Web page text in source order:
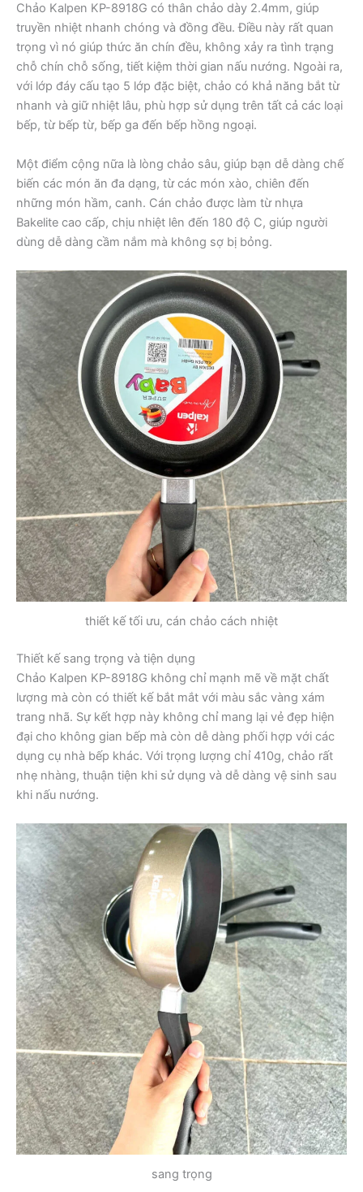
Chảo Kalpen KP-8918G có thân chảo dày 2.4mm, giúp
truyền nhiệt nhanh chóng và đồng đều. Điều này rất quan
trọng vì nó giúp thức ăn chín đều, không xảy ra tình trạng
chỗ chín chỗ sống, tiết kiệm thời gian nấu nướng. Ngoài ra,
với lớp đáy cấu tạo 5 lớp đặc biệt, chảo có khả năng bắt từ
nhanh và giữ nhiệt lâu, phù hợp sử dụng trên tất cả các loại
bếp, từ bếp từ, bếp ga đến bếp hồng ngoại.
Một điểm cộng nữa là lòng chảo sâu, giúp bạn dễ dàng chế
biến các món ăn đa dạng, từ các món xào, chiên đến
những món hầm, canh. Cán chảo được làm từ nhựa
Bakelite cao cấp, chịu nhiệt lên đến 180 độ C, giúp người
dùng dễ dàng cầm nắm mà không sợ bị bỏng.
thiết kế tối ưu, cán chảo cách nhiệt
Thiết kế sang trọng và tiện dụng
Chảo Kalpen KP-8918G không chỉ mạnh mẽ về mặt chất
lượng mà còn có thiết kế bắt mắt với màu sắc vàng xám
trang nhã. Sự kết hợp này không chỉ mang lại vẻ đẹp hiện
đại cho không gian bếp mà còn dễ dàng phối hợp với các
dụng cụ nhà bếp khác. Với trọng lượng chỉ 410g, chảo rất
nhẹ nhàng, thuận tiện khi sử dụng và dễ dàng vệ sinh sau
khi nấu nướng.
sang trọng